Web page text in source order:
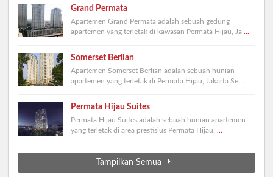
Grand Permata
Apartemen Grand Permata adalah sebuah gedung
apartemen yang terletak di kawasan Permata Hijau, Ja
Somerset Berlian
Apartemen Somerset Berlian adalah sebuah hunian
apartemen yang terletak di Permata Hijau, Jakarta Se
Permata Hijau Suites
Permata Hijau Suites adalah sebuah hunian apartemen
yang terletak di area prestisius Permata Hijau,
Tampilkan Semua